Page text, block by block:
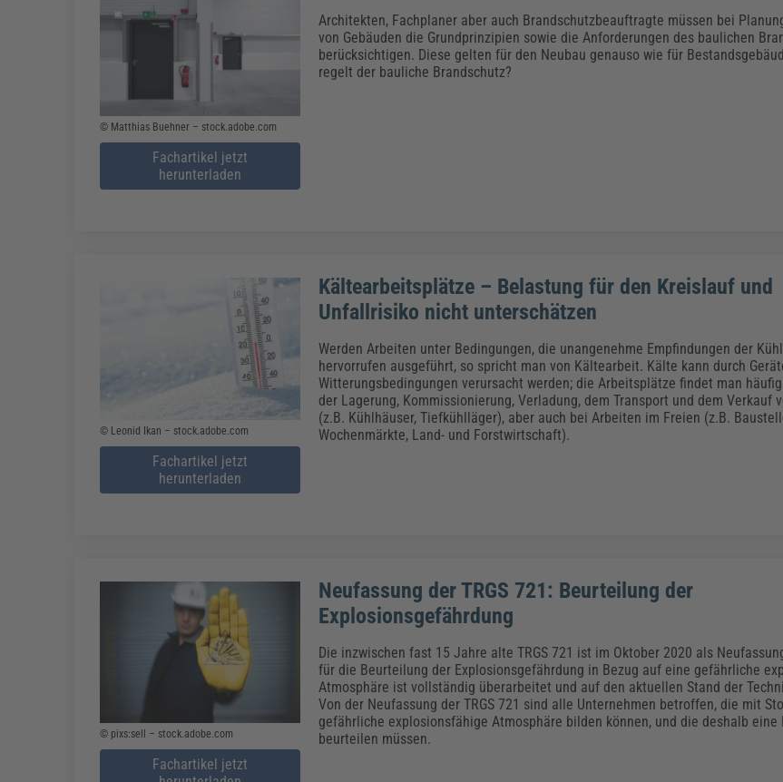
© Matthias Buehner – stock.adobe.com
Fachartikel jetzt
herunterladen
Architekten, Fachplaner aber auch Brandschutzbeauftragte müssen bei
von Gebäuden die Grundprinzipien sowie die Anforderungen des baulichen
berücksichtigen. Diese gelten für den Neubau genauso wie für
regelt der bauliche Brandschutz?
© Leonid Ikan – stock.adobe.com
Fachartikel jetzt
herunterladen
Kältearbeitsplätze – Belastung für den Kreislauf und
Unfallrisiko nicht unterschätzen
Werden Arbeiten unter Bedingungen, die unangenehme Empfindungen der
hervorrufen ausgeführt, so spricht man von Kältearbeit. Kälte kann durch
Witterungsbedingungen verursacht werden; die Arbeitsplätze findet man
der Lagerung, Kommissionierung, Verladung, dem Transport und dem Verkauf
(z.B. Kühlhäuser, Tiefkühlläger), aber auch bei Arbeiten im Freien (z.B.
Wochenmärkte, Land- und Forstwirtschaft).
© pixs:sell – stock.adobe.com
Fachartikel jetzt
Neufassung der TRGS 721: Beurteilung der
Explosionsgefährdung
Die inzwischen fast 15 Jahre alte TRGS 721 ist im Oktober 2020 als
für die Beurteilung der Explosionsgefährdung in Bezug auf eine gefährliche
Atmosphäre ist vollständig überarbeitet und auf den aktuellen Stand der
Von der Neufassung der TRGS 721 sind alle Unternehmen betroffen, die mit
gefährliche explosionsfähige Atmosphäre bilden können, und die deshalb eine
beurteilen müssen.